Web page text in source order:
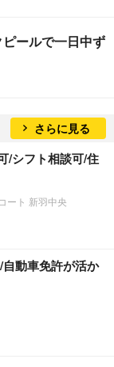
ールで一日中ず
さらに見る
/シフト相談可/住
ート 新羽中央
動車免許が活か